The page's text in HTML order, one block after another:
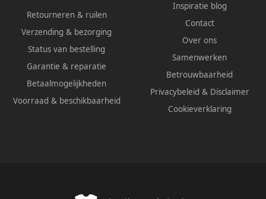
Retourneren & ruilen
Verzending & bezorging
Status van bestelling
Garantie & reparatie
Betaalmogelijkheden
Voorraad & beschikbaarheid
Inspiratie blog
Contact
Over ons
Samenwerken
Betrouwbaarheid
Privacybeleid & Disclaimer
Cookieverklaring